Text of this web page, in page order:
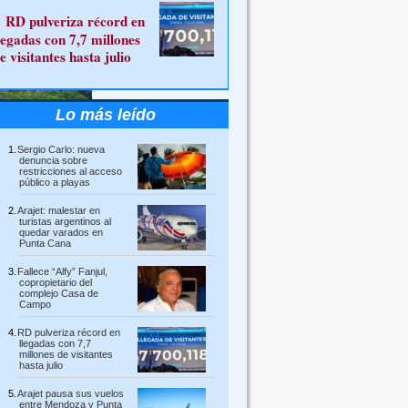
RD pulveriza récord en
con 7,7 millones
visitantes hasta julio
Lo más leído
Sergio Carlo: nueva
denuncia sobre
restricciones al acceso
público a playas
Arajet: malestar en
turistas argentinos al
quedar varados en
Punta Cana
Fallece “Alfy” Fanjul,
copropietario del
complejo Casa de
Campo
RD pulveriza récord en
llegadas con 7,7
millones de visitantes
hasta julio
Arajet pausa sus vuelos
entre Mendoza y Punta